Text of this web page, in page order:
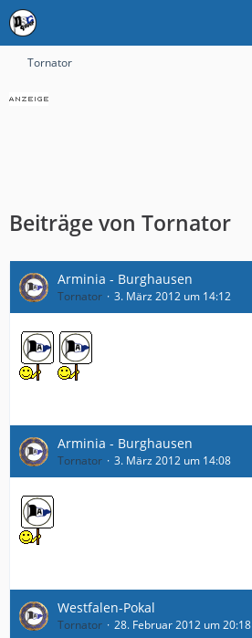
Tornator
Beiträge von Tornator
Arminia - Burghausen
Tornator 3. März 2012 um 14:12
Arminia - Burghausen
Tornator 3. März 2012 um 14:08
Westfalen-Pokal
Tornator 28. Februar 2012 um 20:18